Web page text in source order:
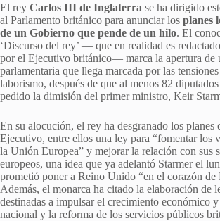
El rey Carlos III de Inglaterra se ha dirigido
al Parlamento británico para anunciar los planes
de un Gobierno que pende de un hilo. El
‘Discurso del rey’ — que en realidad es
por el Ejecutivo británico— marca la apertura de
parlamentaria que llega marcada por las
laborismo, después de que al menos 82
pedido la dimisión del primer ministro, Keir
En su alocución, el rey ha desgranado los planes
Ejecutivo, entre ellos una ley para “fomentar los
la Unión Europea” y mejorar la relación con sus
europeos, una idea que ya adelantó Starmer el
prometió poner a Reino Unido “en el corazón de
Además, el monarca ha citado la elaboración de
destinadas a impulsar el crecimiento económico
nacional y la reforma de los servicios públicos